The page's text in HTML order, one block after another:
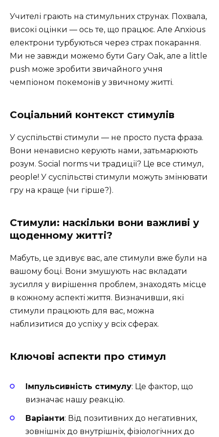
Учителі грають на стимульних струнах. Похвала,
високі оцінки — ось те, що працює. Але Anxious
електрони турбуються через страх покарання.
Ми не завжди можемо бути Gary Oak, але a little
push може зробити звичайного учня
чемпіоном покемонів у звичному житті.
Соціальний контекст стимулів
У суспільстві стимули — не просто пуста фраза.
Вони ненависно керують нами, затьмарюють
розум. Social norms чи традиції? Це все стимул,
people! У суспільстві стимули можуть змінювати
гру на краще (чи гірше?).
Стимули: наскільки вони важливі у
щоденному житті?
Мабуть, це здивує вас, але стимули вже були на
вашому боці. Вони змушують нас вкладати
зусилля у вирішення проблем, знаходять місце
в кожному аспекті життя. Визначивши, які
стимули працюють для вас, можна
наблизитися до успіху у всіх сферах.
Ключові аспекти про стимул
Імпульсивність стимулу: Це фактор, що
визначає нашу реакцію.
Варіанти: Від позитивних до негативних,
зовнішніх до внутрішніх, фізіологічних до